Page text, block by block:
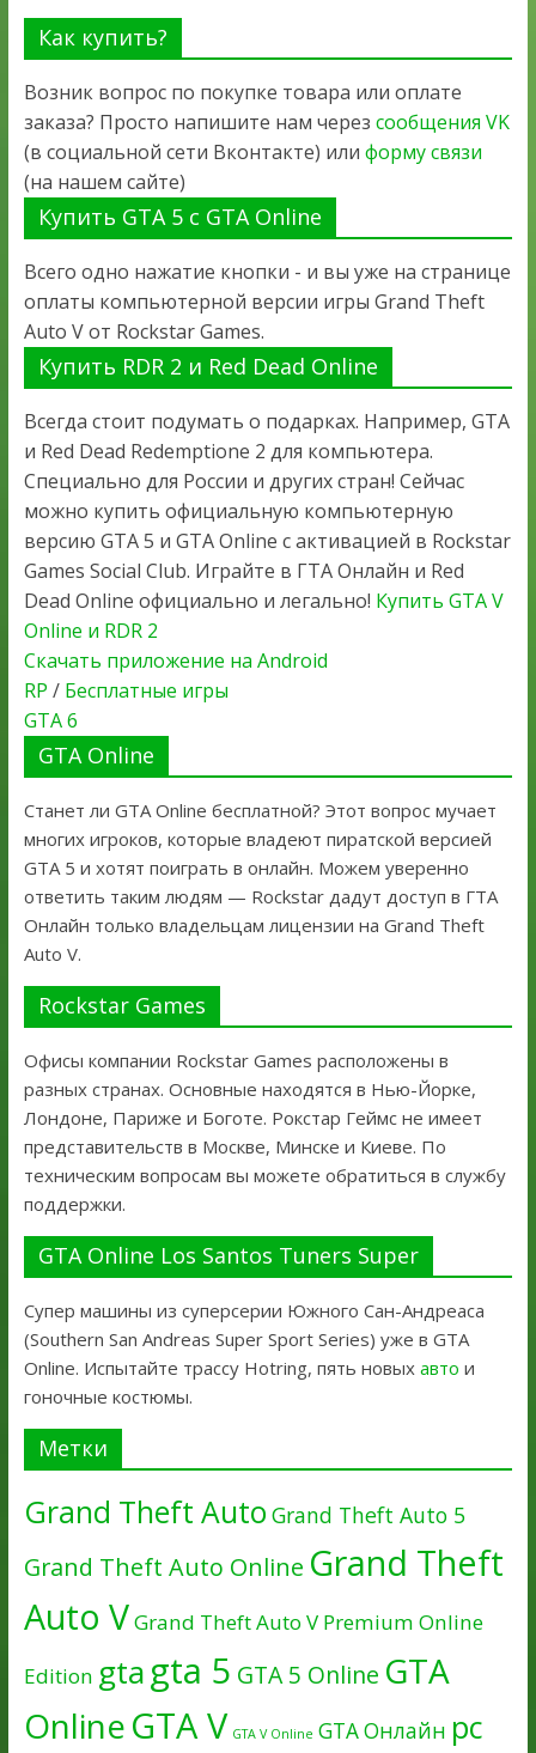
Как купить?
Возник вопрос по покупке товара или оплате
заказа? Просто напишите нам через сообщения VK
(в социальной сети Вконтакте) или форму связи
(на нашем сайте)
Купить GTA 5 с GTA Online
Всего одно нажатие кнопки - и вы уже на странице
оплаты компьютерной версии игры Grand Theft
Auto V от Rockstar Games.
Купить RDR 2 и Red Dead Online
Всегда стоит подумать о подарках. Например, GTA
и Red Dead Redemptione 2 для компьютера.
Специально для России и других стран! Сейчас
можно купить официальную компьютерную
версию GTA 5 и GTA Online с активацией в Rockstar
Games Social Club. Играйте в ГТА Онлайн и Red
Dead Online официально и легально! Купить GTA V
Online и RDR 2
Скачать приложение на Android
RP / Бесплатные игры
GTA 6
GTA Online
Станет ли GTA Online бесплатной? Этот вопрос мучает
многих игроков, которые владеют пиратской версией
GTA 5 и хотят поиграть в онлайн. Можем уверенно
ответить таким людям — Rockstar дадут доступ в ГТА
Онлайн только владельцам лицензии на Grand Theft
Auto V.
Rockstar Games
Офисы компании Rockstar Games расположены в
разных странах. Основные находятся в Нью-Йорке,
Лондоне, Париже и Боготе. Рокстар Геймс не имеет
представительств в Москве, Минске и Киеве. По
техническим вопросам вы можете обратиться в службу
поддержки.
GTA Online Los Santos Tuners Super
Супер машины из суперсерии Южного Сан-Андреаса
(Southern San Andreas Super Sport Series) уже в GTA
Online. Испытайте трассу Hotring, пять новых авто и
гоночные костюмы.
Метки
Grand Theft Auto Grand Theft Auto 5
Grand Theft Auto Online Grand Theft
Auto VGrand Theft Auto V Premium Online
Edition gtagta 5 GTA 5 Online GTA
OnlineGTA V GTA V Online GTA Онлайн pc